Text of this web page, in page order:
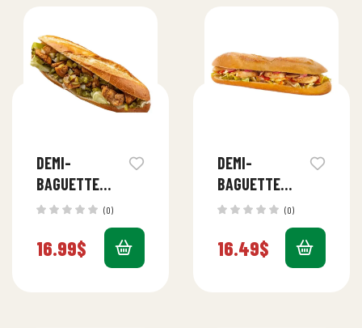
DEMI-
BAGUETTE
MIXTE
(POULET ET
BOEUF)
(0)
16.99$
DEMI-
BAGUETTE
POULET
(0)
16.49$